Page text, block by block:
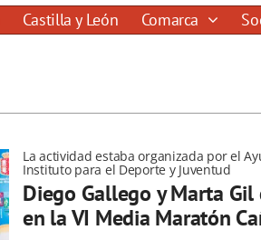
Castilla y León Comarca
La actividad estaba organizada por el
Instituto para el Deporte y Juventud
Diego Gallego y Marta
en la VI Media Maratón